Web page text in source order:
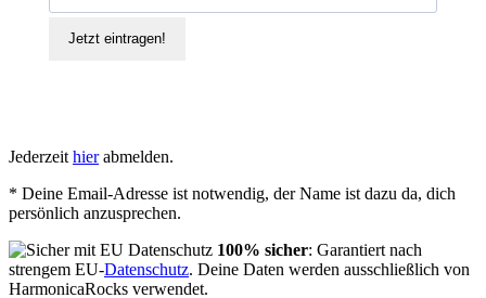
Jetzt eintragen!
Jederzeit hierabmelden.
* Deine Email-Adresse ist notwendig, der Name ist dazu da, dich
persönlich anzusprechen.
100% sicher: Garantiert nach
strengem EU-Datenschutz. Deine Daten werden ausschließlich von
HarmonicaRocks verwendet.